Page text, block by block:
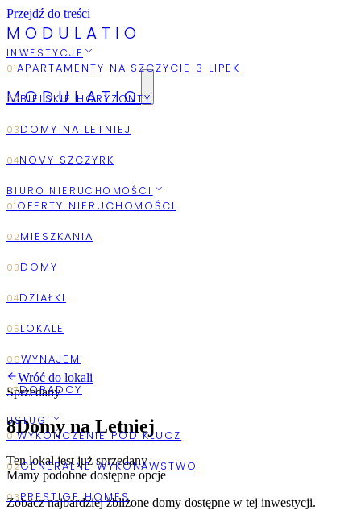
Przejdź do treści
M O D U L A T I O
INWESTYCJE
BIURO NIERUCHOMOŚCI
USŁUGI
MODULATIO
AUGUST
2026
Wróć do lokali
Sprzedany
8Domy na Letniej
Ten lokal jest już sprzedany
Mamy podobne dostępne opcje
Zobacz najbardziej zbliżone domy dostępne w tej inwestycji.